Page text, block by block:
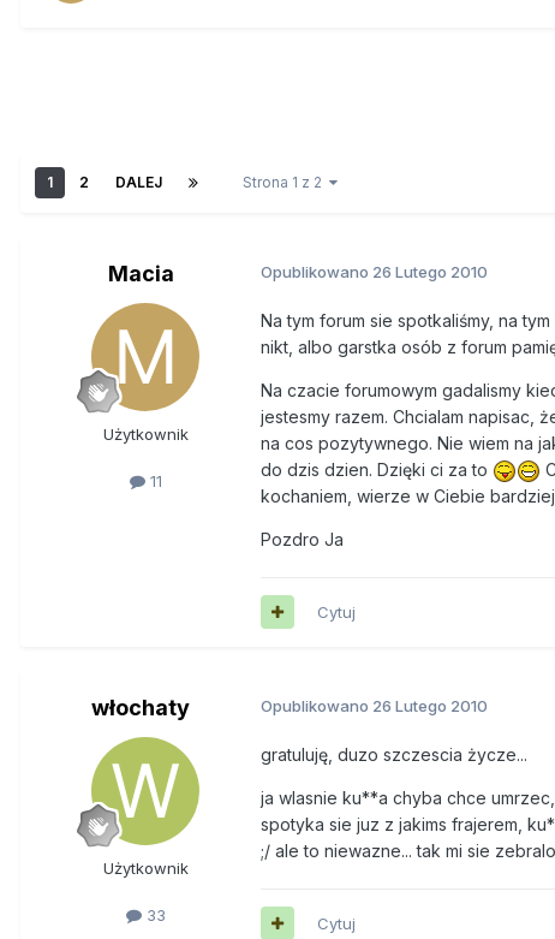
1 2 DALEJ Strona 1 z 2
Macia
Użytkownik
11
Opublikowano 26 Lutego 2010
Na tym forum sie spotkaliśmy, na
nikt, albo garstka osób z forum
Na czacie forumowym gadalismy
jestesmy razem. Chcialam napisac,
na cos pozytywnego. Nie wiem na
do dzis dzien. Dzięki ci za to
kochaniem, wierze w Ciebie
Pozdro Ja
Cytuj
włochaty
Użytkownik
33
Opublikowano 26 Lutego 2010
gratuluję, duzo szczescia życze...
ja wlasnie ku**a chyba chce
spotyka sie juz z jakims frajerem,
;/ ale to niewazne... tak mi sie
Cytuj